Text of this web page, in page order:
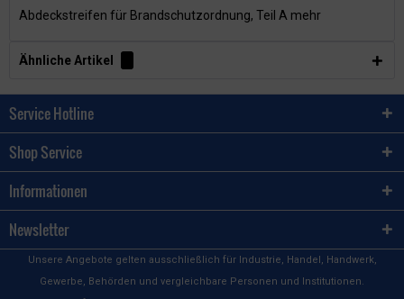
Abdeckstreifen für Brandschutzordnung, Teil A mehr
Ähnliche Artikel
Service Hotline
Shop Service
Informationen
Newsletter
Unsere Angebote gelten ausschließlich für Industrie, Handel, Handwerk,
Gewerbe, Behörden und vergleichbare Personen und Institutionen.